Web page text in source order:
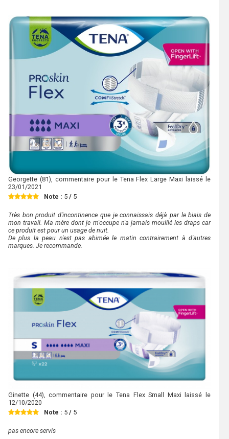
Georgette (81), commentaire pour le Tena Flex Large Maxi laissé le
23/01/2021
Note : 5 / 5
Très bon produit d'incontinence que je connaissais déjà par le biais de
mon travail. Ma mère dont je m'occupe n'a jamais mouillé les draps car
ce produit est pour un usage de nuit.
De plus la peau n'est pas abimée le matin contrairement à d'autres
marques. Je recommande.
Ginette (44), commentaire pour le Tena Flex Small Maxi laissé le
12/10/2020
Note : 5 / 5
pas encore servis